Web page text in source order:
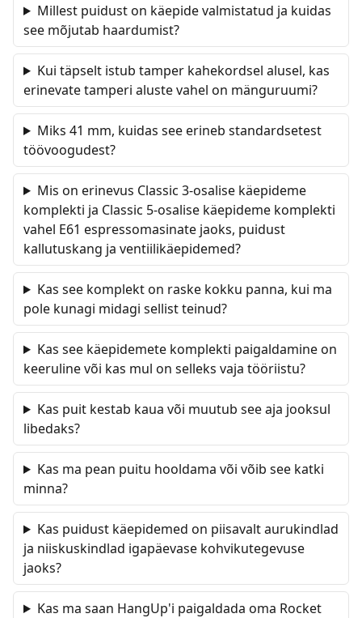
Millest puidust on käepide valmistatud ja kuidas
see mõjutab haardumist?
Kui täpselt istub tamper kahekordsel alusel, kas
erinevate tamperi aluste vahel on mänguruumi?
Miks 41 mm, kuidas see erineb standardsetest
töövoogudest?
Mis on erinevus Classic 3-osalise käepideme
komplekti ja Classic 5-osalise käepideme komplekti
vahel E61 espressomasinate jaoks, puidust
kallutuskang ja ventiilikäepidemed?
Kas see komplekt on raske kokku panna, kui ma
pole kunagi midagi sellist teinud?
Kas see käepidemete komplekti paigaldamine on
keeruline või kas mul on selleks vaja tööriistu?
Kas puit kestab kaua või muutub see aja jooksul
libedaks?
Kas ma pean puitu hooldama või võib see katki
minna?
Kas puidust käepidemed on piisavalt aurukindlad
ja niiskuskindlad igapäevase kohvikutegevuse
jaoks?
Kas ma saan HangUp'i paigaldada oma Rocket